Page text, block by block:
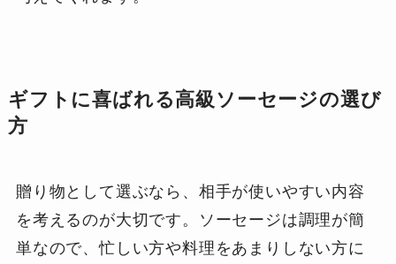
ギフトに喜ばれる高級ソーセージの選び
方
贈り物として選ぶなら、相手が使いやすい内容
を考えるのが大切です。ソーセージは調理が簡
単なので、忙しい方や料理をあまりしない方に